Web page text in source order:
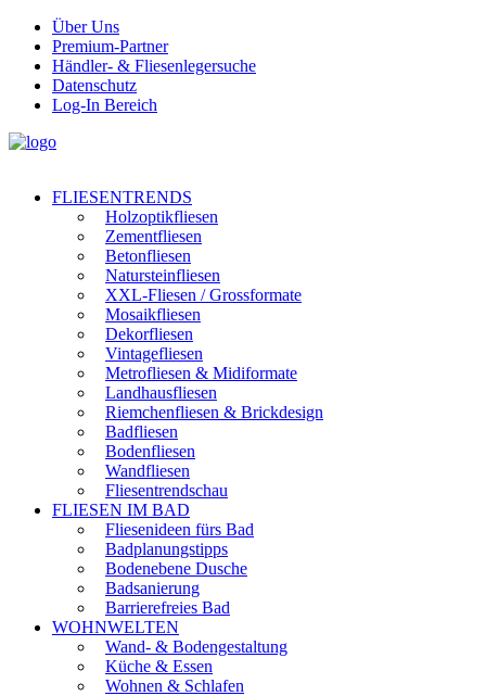
Über Uns
Premium-Partner
Händler- & Fliesenlegersuche
Datenschutz
Log-In Bereich
FLIESENTRENDS
Holzoptikfliesen
Zementfliesen
Betonfliesen
Natursteinfliesen
XXL-Fliesen / Grossformate
Mosaikfliesen
Dekorfliesen
Vintagefliesen
Metrofliesen & Midiformate
Landhausfliesen
Riemchenfliesen & Brickdesign
Badfliesen
Bodenfliesen
Wandfliesen
Fliesentrendschau
FLIESEN IM BAD
Fliesenideen fürs Bad
Badplanungstipps
Bodenebene Dusche
Badsanierung
Barrierefreies Bad
WOHNWELTEN
Wand- & Bodengestaltung
Küche & Essen
Wohnen & Schlafen